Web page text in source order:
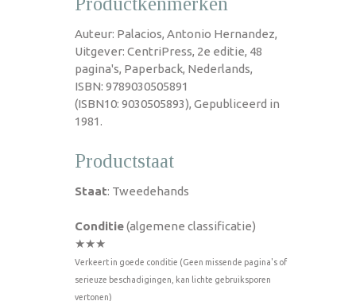
Auteur: Palacios, Antonio Hernandez,
Uitgever: CentriPress, 2e editie, 48
pagina's, Paperback, Nederlands,
ISBN: 9789030505891
(ISBN10: 9030505893), Gepubliceerd in
1981.
Productstaat
Staat: Tweedehands
Conditie(algemene classificatie)
★★★
Verkeert in goede conditie (Geen missende pagina's of
serieuze beschadigingen, kan lichte gebruiksporen
vertonen)